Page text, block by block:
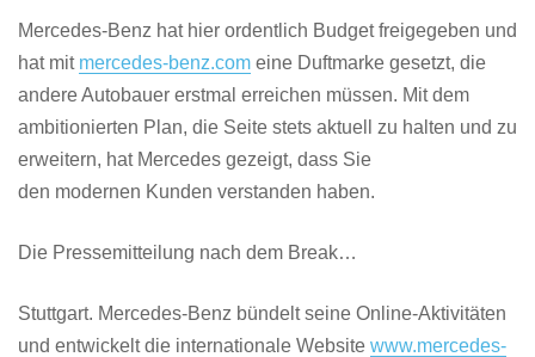
Mercedes-Benz hat hier ordentlich Budget freigegeben und
hat mit mercedes-benz.com eine Duftmarke gesetzt, die
andere Autobauer erstmal erreichen müssen. Mit dem
ambitionierten Plan, die Seite stets aktuell zu halten und zu
erweitern, hat Mercedes gezeigt, dass Sie
den modernen Kunden verstanden haben.
Die Pressemitteilung nach dem Break…
Stuttgart. Mercedes-Benz bündelt seine Online-Aktivitäten
und entwickelt die internationale Website www.mercedes-